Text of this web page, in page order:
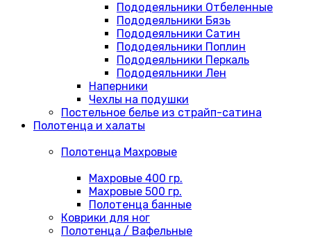
Пододеяльники Отбеленные
Пододеяльники Бязь
Пододеяльники Сатин
Пододеяльники Поплин
Пододеяльники Перкаль
Пододеяльники Лен
Наперники
Чехлы на подушки
Постельное белье из страйп-сатина
Полотенца и халаты
Полотенца Махровые
Махровые 400 гр.
Махровые 500 гр.
Полотенца банные
Коврики для ног
Полотенца / Вафельные